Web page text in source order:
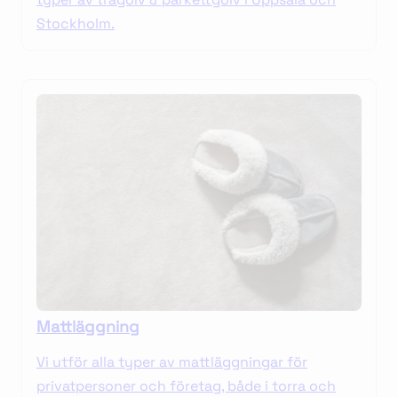
Stockholm.
Mattläggning
Vi utför alla typer av mattläggningar för
privatpersoner och företag, både i torra och